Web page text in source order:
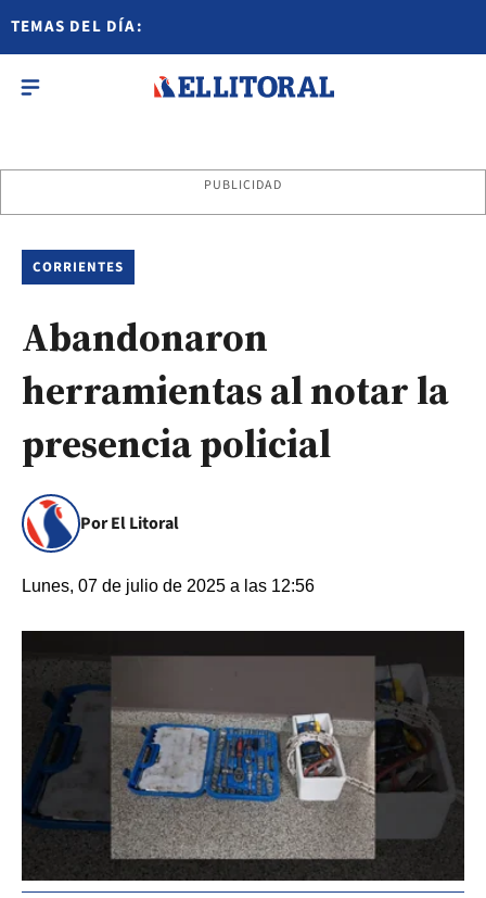
TEMAS DEL DÍA:
PUBLICIDAD
CORRIENTES
Abandonaron
herramientas al notar la
presencia policial
Por El Litoral
Lunes, 07 de julio de 2025 a las 12:56